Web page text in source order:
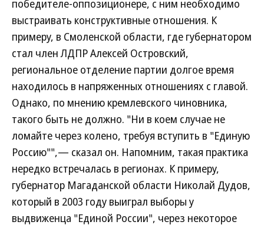
победителе-оппозиционере, с ним необходимо
выстраивать конструктивные отношения. К
примеру, в Смоленской области, где губернатором
стал член ЛДПР Алексей Островский,
региональное отделение партии долгое время
находилось в напряженных отношениях с главой.
Однако, по мнению кремлевского чиновника,
такого быть не должно. "Ни в коем случае не
ломайте через колено, требуя вступить в "Единую
Россию"",— сказал он. Напомним, такая практика
нередко встречалась в регионах. К примеру,
губернатор Магаданской области Николай Дудов,
который в 2003 году выиграл выборы у
выдвиженца "Единой России", через некоторое